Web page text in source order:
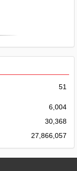
51
6,004
30,368
27,866,057